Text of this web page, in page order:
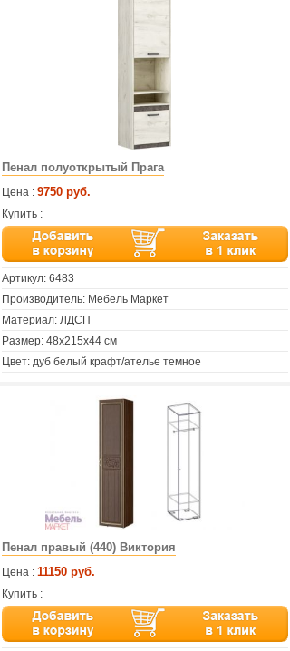
Пенал полуоткрытый Прага
Цена : 9750 руб.
Купить :
Артикул: 6483
Производитель: Мебель Маркет
Материал: ЛДСП
Размер: 48х215х44 см
Цвет: дуб белый крафт/ателье темное
Пенал правый (440) Виктория
Цена : 11150 руб.
Купить :